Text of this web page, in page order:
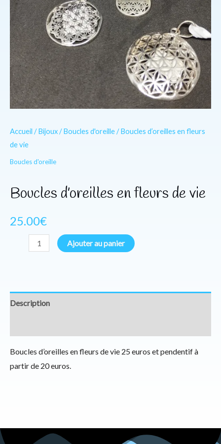
Accueil /Bijoux/Boucles d'oreille/ Boucles d’oreilles en fleurs
de vie
Boucles d'oreille
Boucles d’oreilles en fleurs de vie
25.00€
Ajouter au panier
Description
Boucles d’oreilles en fleurs de vie 25 euros et pendentif à
partir de 20 euros.